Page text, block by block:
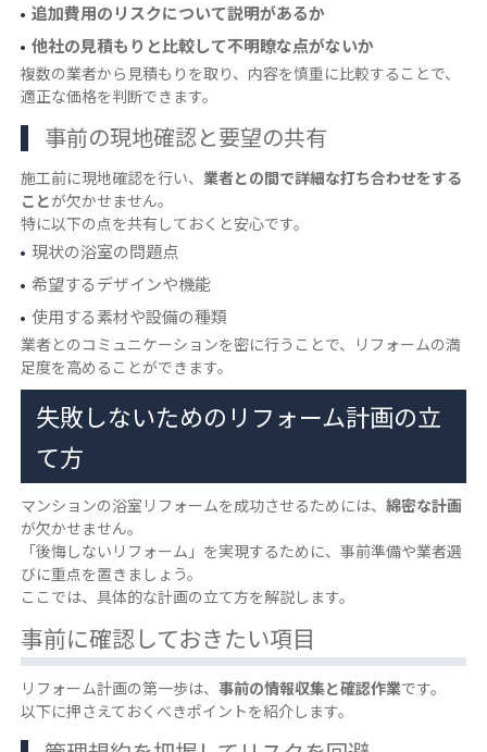
追加費用のリスクについて説明があるか
他社の見積もりと比較して不明瞭な点がないか
複数の業者から見積もりを取り、内容を慎重に比較することで、
適正な価格を判断できます。
事前の現地確認と要望の共有
施工前に現地確認を行い、 業者との間で詳細な打ち合わせをする
ことが欠かせません。
特に以下の点を共有しておくと安心です。
現状の浴室の問題点
希望するデザインや機能
使用する素材や設備の種類
業者とのコミュニケーションを密に行うことで、リフォームの満
足度を高めることができます。
失敗しないためのリフォーム計画の立
て方
マンションの浴室リフォームを成功させるためには、 綿密な計画
が欠かせません。
「後悔しないリフォーム」を実現するために、事前準備や業者選
びに重点を置きましょう。
ここでは、具体的な計画の立て方を解説します。
事前に確認しておきたい項目
リフォーム計画の第一歩は、 事前の情報収集と確認作業です。
以下に押さえておくべきポイントを紹介します。